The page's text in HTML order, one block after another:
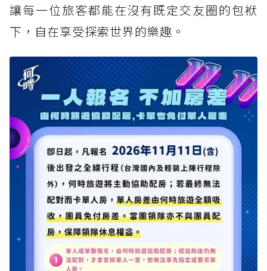
讓每一位旅客都能在沒有既定交友圈的包袱
下，自在享受探索世界的樂趣。